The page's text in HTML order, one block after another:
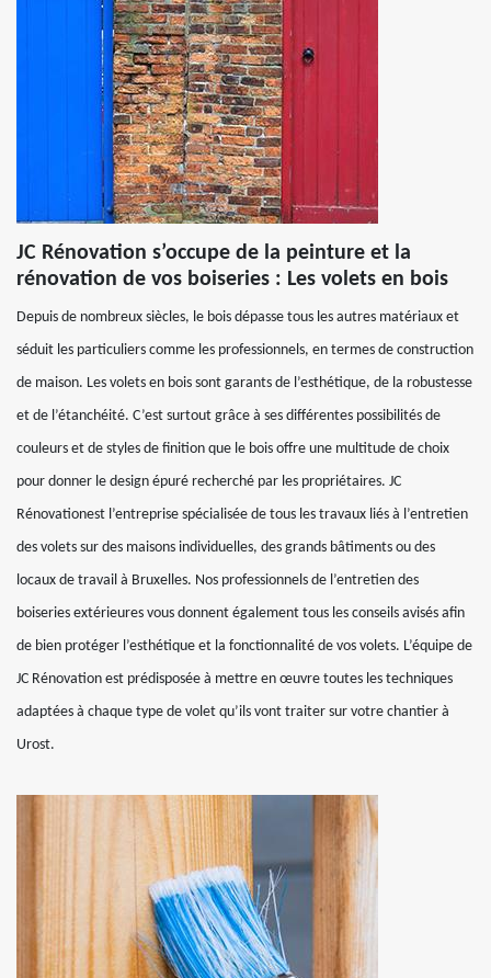
JC Rénovation s’occupe de la peinture et la
rénovation de vos boiseries : Les volets en bois
Depuis de nombreux siècles, le bois dépasse tous les autres matériaux et
séduit les particuliers comme les professionnels, en termes de construction
de maison. Les volets en bois sont garants de l’esthétique, de la robustesse
et de l’étanchéité. C’est surtout grâce à ses différentes possibilités de
couleurs et de styles de finition que le bois offre une multitude de choix
pour donner le design épuré recherché par les propriétaires. JC
Rénovationest l’entreprise spécialisée de tous les travaux liés à l’entretien
des volets sur des maisons individuelles, des grands bâtiments ou des
locaux de travail à Bruxelles. Nos professionnels de l’entretien des
boiseries extérieures vous donnent également tous les conseils avisés afin
de bien protéger l’esthétique et la fonctionnalité de vos volets. L’équipe de
JC Rénovation est prédisposée à mettre en œuvre toutes les techniques
adaptées à chaque type de volet qu’ils vont traiter sur votre chantier à
Urost.